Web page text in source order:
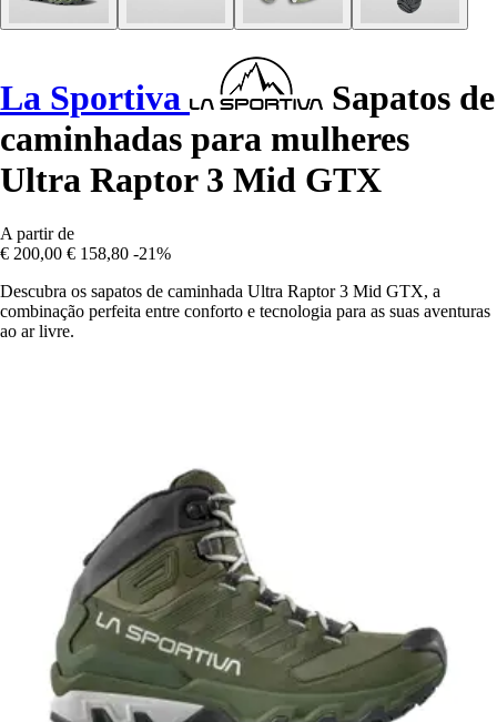
La Sportiva
Sapatos de
caminhadas para mulheres
Ultra Raptor 3 Mid GTX
A partir de
€ 200,00 € 158,80 -21%
Descubra os sapatos de caminhada Ultra Raptor 3 Mid GTX, a
combinação perfeita entre conforto e tecnologia para as suas aventuras
ao ar livre.